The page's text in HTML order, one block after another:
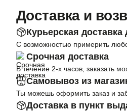
Доставка и
Курьерская доставка
С возможностью примерить
Срочная доставка
В течение 2-х часов, заказать
Самовывоз из
Ты можешь оформить заказ и
Доставка в пункт